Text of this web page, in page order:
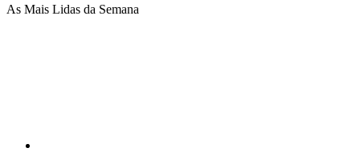
As Mais Lidas da Semana